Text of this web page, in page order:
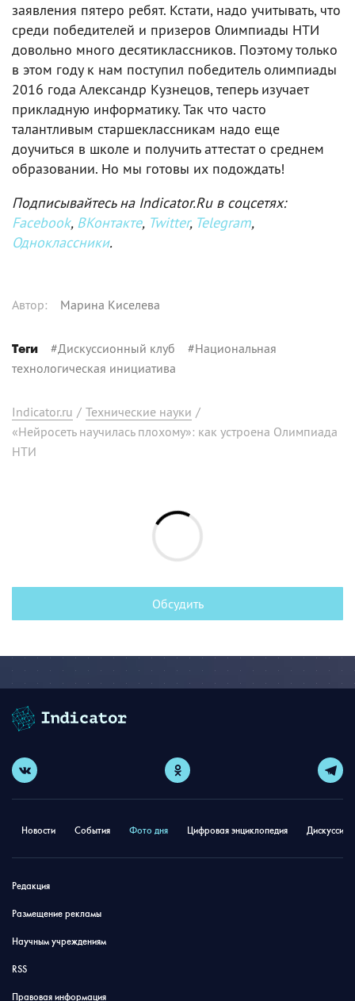
заявления пятеро ребят. Кстати, надо учитывать, что
среди победителей и призеров Олимпиады НТИ
довольно много десятиклассников. Поэтому только
в этом году к нам поступил победитель олимпиады
2016 года Александр Кузнецов, теперь изучает
прикладную информатику. Так что часто
талантливым старшеклассникам надо еще
доучиться в школе и получить аттестат о среднем
образовании. Но мы готовы их подождать!
Подписывайтесь на Indicator.Ru в соцсетях:
Facebook, ВКонтакте, Twitter, Telegram,
Одноклассники.
Автор: Марина Киселева
Теги #Дискуссионный клуб #Национальная
технологическая инициатива
Indicator.ru / Технические науки /
«Нейросеть научилась плохому»: как устроена Олимпиада
НТИ
Обсудить
Новости События Фото дня Цифровая энциклопедия
Редакция
Размещение рекламы
Научным учреждениям
RSS
Правовая информация